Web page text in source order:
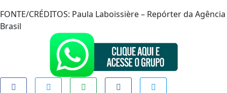
FONTE/CRÉDITOS: Paula Laboissière – Repórter da Agência
Brasil